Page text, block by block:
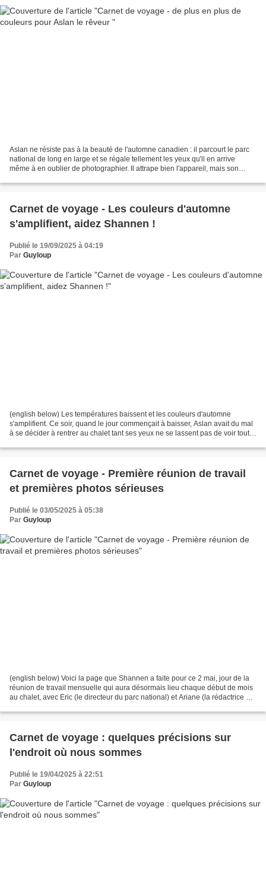
Aslan ne résiste pas à la beauté de l'automne canadien : il parcourt le parc
national de long en large et se régale tellement les yeux qu'il en arrive
même à en oublier de photographier. Il attrape bien l'appareil, mais son
Carnet de voyage - Les couleurs d'automne
s'amplifient, aidez Shannen !
Publié le 19/09/2025 à 04:19
Par Guyloup
(english below) Les températures baissent et les couleurs d'automne
s'amplifient. Ce soir, quand le jour commençait à baisser, Aslan avait du mal
à se décider à rentrer au chalet tant ses yeux ne se lassent pas de voir toute
Carnet de voyage - Première réunion de travail
et premières photos sérieuses
Publié le 03/05/2025 à 05:38
Par Guyloup
(english below) Voici la page que Shannen a faite pour ce 2 mai, jour de la
réunion de travail mensuelle qui aura désormais lieu chaque début de mois
au chalet, avec Eric (le directeur du parc national) et Ariane (la rédactrice en
Carnet de voyage : quelques précisions sur
l'endroit où nous sommes
Publié le 19/04/2025 à 22:51
Par Guyloup